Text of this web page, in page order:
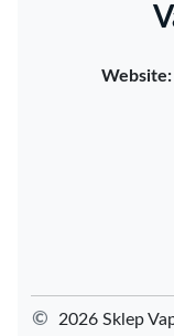
Website:
© 2026 Sklep